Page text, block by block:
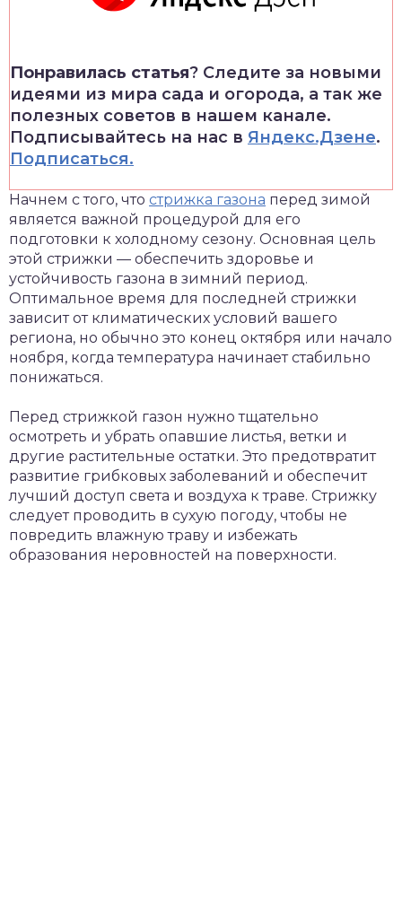
Понравилась статья? Следите за новыми
идеями из мира сада и огорода, а так же
полезных советов в нашем канале.
Подписывайтесь на нас в Яндекс.Дзене.
Подписаться.
Начнем с того, что стрижка газона перед зимой
является важной процедурой для его
подготовки к холодному сезону. Основная цель
этой стрижки — обеспечить здоровье и
устойчивость газона в зимний период.
Оптимальное время для последней стрижки
зависит от климатических условий вашего
региона, но обычно это конец октября или начало
ноября, когда температура начинает стабильно
понижаться.
Перед стрижкой газон нужно тщательно
осмотреть и убрать опавшие листья, ветки и
другие растительные остатки. Это предотвратит
развитие грибковых заболеваний и обеспечит
лучший доступ света и воздуха к траве. Стрижку
следует проводить в сухую погоду, чтобы не
повредить влажную траву и избежать
образования неровностей на поверхности.